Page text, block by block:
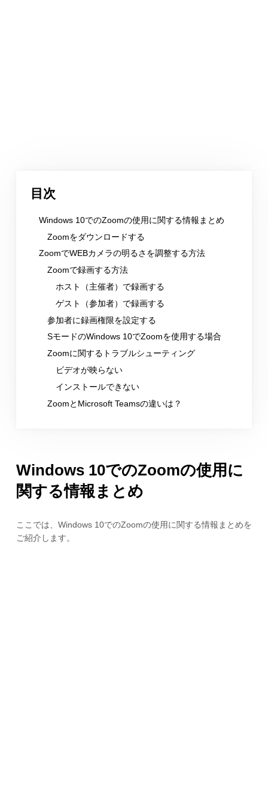
目次
Windows 10でのZoomの使用に関する情報まとめ
Zoomをダウンロードする
ZoomでWEBカメラの明るさを調整する方法
Zoomで録画する方法
ホスト（主催者）で録画する
ゲスト（参加者）で録画する
参加者に録画権限を設定する
SモードのWindows 10でZoomを使用する場合
Zoomに関するトラブルシューティング
ビデオが映らない
インストールできない
ZoomとMicrosoft Teamsの違いは？
Windows 10でのZoomの使用に
関する情報まとめ
ここでは、Windows 10でのZoomの使用に関する情報まとめを
ご紹介します。